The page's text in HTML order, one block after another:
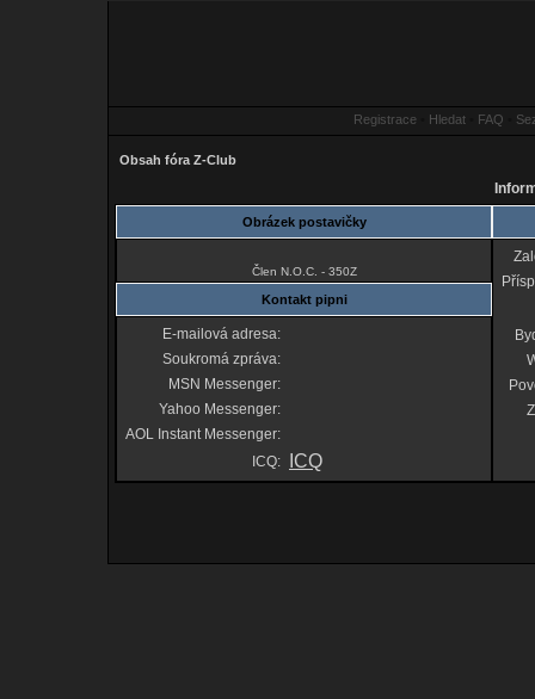
Registrace Hledat FAQ
Obsah fóra Z-Club
Obrázek postavičky
Člen N.O.C. - 350Z
Kontakt pipni
E-mailová adresa:
Soukromá zpráva:
MSN Messenger:
Yahoo Messenger:
AOL Instant Messenger:
ICQ:
ICQ